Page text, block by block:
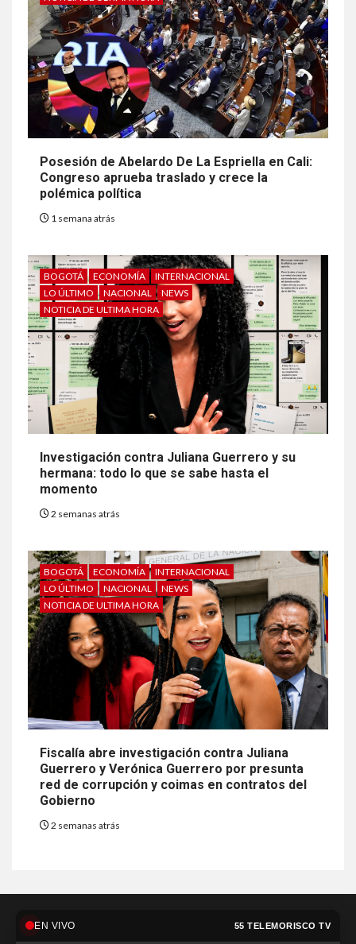
Posesión de Abelardo De La Espriella en Cali:
Congreso aprueba traslado y crece la
polémica política
1 semana atrás
BOGOTÁ ECONOMÍA
INTERNACIONAL
LO ÚLTIMO
NACIONAL
NEWS
NOTICIA DE ULTIMA HORA
Investigación contra Juliana Guerrero y su
hermana: todo lo que se sabe hasta el
momento
2 semanas atrás
BOGOTÁ ECONOMÍA
INTERNACIONAL
LO ÚLTIMO
NACIONAL
NEWS
NOTICIA DE ULTIMA HORA
Fiscalía abre investigación contra Juliana
Guerrero y Verónica Guerrero por presunta
red de corrupción y coimas en contratos del
Gobierno
2 semanas atrás
EN VIVO 55 TELEMORISCO TV